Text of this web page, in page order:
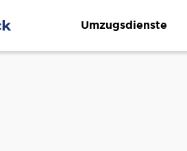
Umzugsdienste